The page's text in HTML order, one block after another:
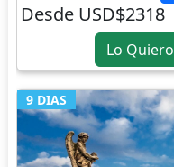
Desde USD$2318
Lo Quiero
9 DIAS